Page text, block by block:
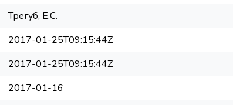
Трегуб, Е.С.
2017-01-25T09:15:44Z
2017-01-25T09:15:44Z
2017-01-16